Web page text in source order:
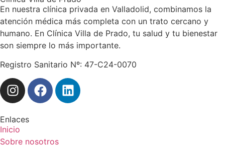
En nuestra clínica privada en Valladolid, combinamos la
atención médica más completa con un trato cercano y
humano. En Clínica Villa de Prado, tu salud y tu bienestar
son siempre lo más importante.
Registro Sanitario Nº: 47-C24-0070
Enlaces
Inicio
Sobre nosotros